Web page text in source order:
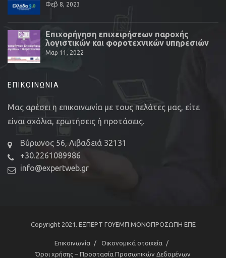
Φεβ 8, 2023
Επιχορήγηση επιχειρήσεων παροχής
λογιστικών και φοροτεχνικών υπηρεσιών
Μαρ 11, 2022
ΕΠΙΚΟΙΝΩΝΊΑ
Μας αρέσει η επικοινωνία με τους πελάτες μας, είτε
είναι σχόλια, ερωτήσεις ή προτάσεις.
Βύρωνος 56, Λιβαδειά 32131
+30.2261089986
info@expertweb.gr
Copyright 2021. ΕΞΠΕΡΤ ΓΟΥΕΜΠ ΜΟΝΟΠΡΟΣΩΠΗ ΕΠΕ
Eπικοινωνία
Οικονομικά στοιχεία
Όροι χρήσης – Προστασία Προσωπικών Δεδομένων